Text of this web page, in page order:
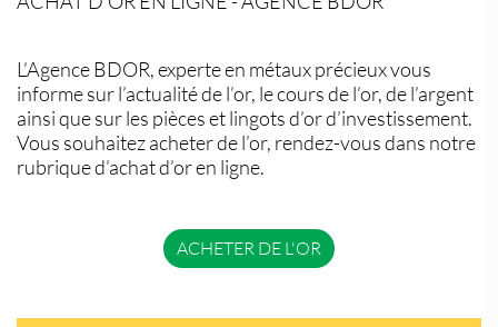
L’Agence BDOR, experte en métaux précieux vous
informe sur l’actualité de l’or, le cours de l’or, de l’argent
ainsi que sur les pièces et lingots d’or d’investissement.
Vous souhaitez acheter de l’or, rendez-vous dans notre
rubrique d’achat d’or en ligne.
ACHETER DE L'OR